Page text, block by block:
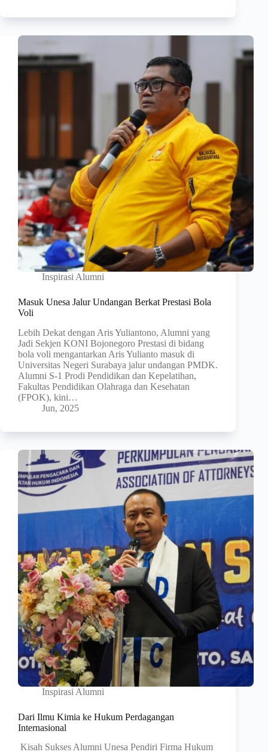
Inspirasi Alumni
Masuk Unesa Jalur Undangan Berkat Prestasi Bola
Voli
Lebih Dekat dengan Aris Yuliantono, Alumni yang
Jadi Sekjen KONI Bojonegoro Prestasi di bidang
bola voli mengantarkan Aris Yulianto masuk di
Universitas Negeri Surabaya jalur undangan PMDK.
Alumni S-1 Prodi Pendidikan dan Kepelatihan,
Fakultas Pendidikan Olahraga dan Kesehatan
(FPOK), kini…
Jun, 2025
Inspirasi Alumni
Dari Ilmu Kimia ke Hukum Perdagangan
Internasional
Kisah Sukses Alumni Unesa Pendiri Firma Hukum